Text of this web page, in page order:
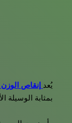
يُعد إنقاص الوزن
بمثابة